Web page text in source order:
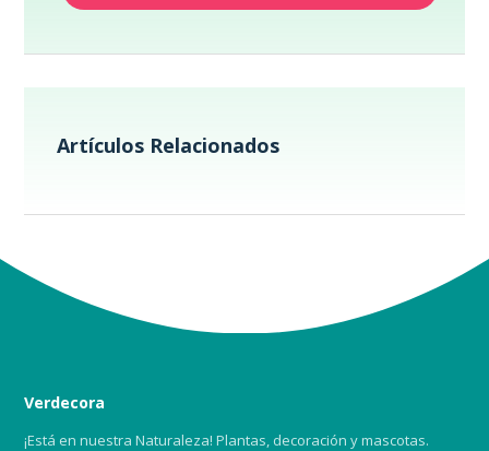
Artículos Relacionados
Verdecora
¡Está en nuestra Naturaleza! Plantas, decoración y mascotas.